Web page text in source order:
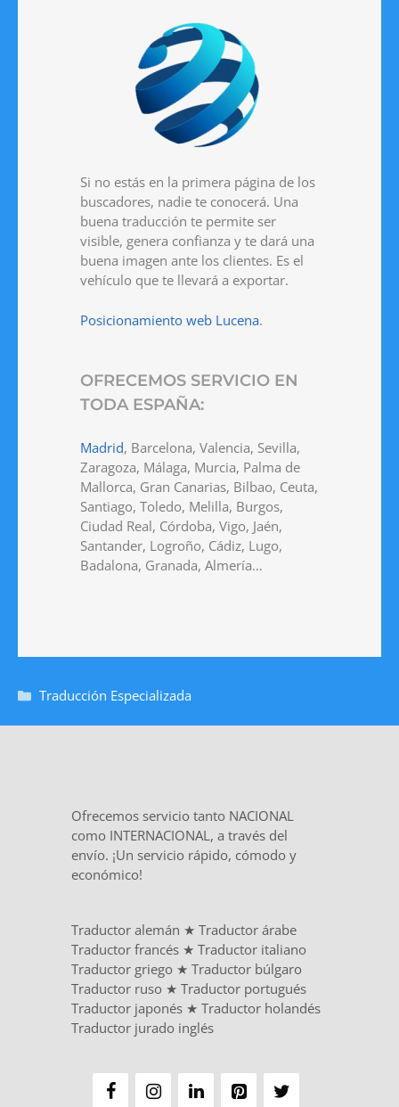
Si no estás en la primera página de los
buscadores, nadie te conocerá. Una
buena traducción te permite ser
visible, genera confianza y te dará una
buena imagen ante los clientes. Es el
vehículo que te llevará a exportar.
Posicionamiento web Lucena.
OFRECEMOS SERVICIO EN
TODA ESPAÑA:
Madrid, Barcelona, Valencia, Sevilla,
Zaragoza, Málaga, Murcia, Palma de
Mallorca, Gran Canarias, Bilbao, Ceuta,
Santiago, Toledo, Melilla, Burgos,
Ciudad Real, Córdoba, Vigo, Jaén,
Santander, Logroño, Cádiz, Lugo,
Badalona, Granada, Almería…
Traducción Especializada
Ofrecemos servicio tanto NACIONAL
como INTERNACIONAL, a través del
envío. ¡Un servicio rápido, cómodo y
económico!
Traductor alemán ★ Traductor árabe
Traductor francés ★ Traductor italiano
Traductor griego ★ Traductor búlgaro
Traductor ruso ★ Traductor portugués
Traductor japonés ★ Traductor holandés
Traductor jurado inglés